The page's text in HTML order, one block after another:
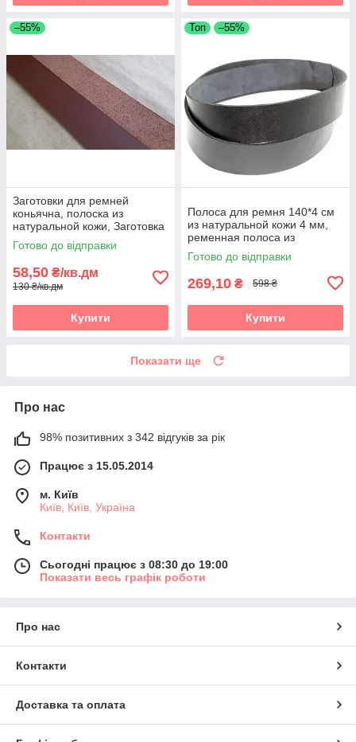
–55%
Заготовки для ремней
коньячна, полоска из
натуральной кожи, Заготовка
для ременя чорна, полоски зі
шкіри
Готово до відправки
58,50 ₴/кв.дм
130 ₴/кв.дм
Купити
Топ –55%
Полоса для ремня 140*4 см
из натуральной кожи 4 мм,
ременная полоса из
натуральной кожи 1400*40
мм, черная
Готово до відправки
269,10 ₴ 598 ₴
Купити
Показати ще
Про нас
98% позитивних з 342 відгуків за рік
Працює з 15.05.2014
м. Київ
Київ, Київ, Україна
Контакти
Сьогодні працює з 08:30 до 19:00
Показати весь графік роботи
Про нас
Контакти
Доставка та оплата